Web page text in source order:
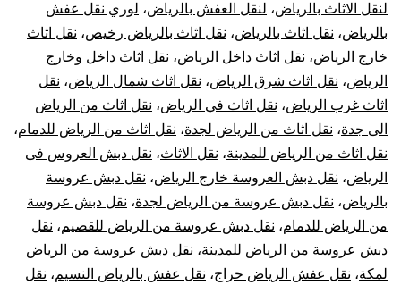
لنقل الاثاث بالرياض، لنقل العفش بالرياض، لوري نقل عفش
بالرياض، نقل اثاث بالرياض، نقل اثاث بالرياض رخيص، نقل اثاث
خارج الرياض، نقل اثاث داخل الرياض، نقل اثاث داخل وخارج
الرياض، نقل اثاث شرق الرياض، نقل اثاث شمال الرياض، نقل
اثاث غرب الرياض، نقل اثاث في الرياض، نقل اثاث من الرياض
الى جدة، نقل اثاث من الرياض لجدة، نقل اثاث من الرياض للدمام،
نقل اثاث من الرياض للمدينة، نقل الاثاث، نقل دبش العروس فى
الرياض، نقل دبش العروسة خارج الرياض، نقل دبش عروسة
بالرياض، نقل دبش عروسة من الرياض لجدة، نقل دبش عروسة
من الرياض للدمام، نقل دبش عروسة من الرياض للقصيم، نقل
دبش عروسة من الرياض للمدينة، نقل دبش عروسة من الرياض
لمكة، نقل عفش الرياض حراج، نقل عفش بالرياض النسيم، نقل